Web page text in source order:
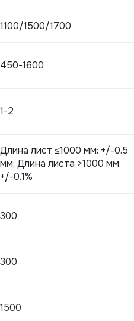
1100/1500/1700
450-1600
1-2
Длина лист ≤1000 мм: +/-0.5
мм; Длина листа >1000 мм:
+/-0.1%
300
300
1500